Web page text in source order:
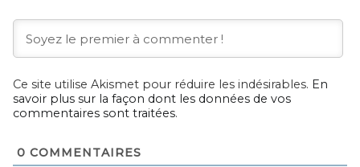
Ce site utilise Akismet pour réduire les indésirables. En
savoir plus sur la façon dont les données de vos
commentaires sont traitées.
0 COMMENTAIRES